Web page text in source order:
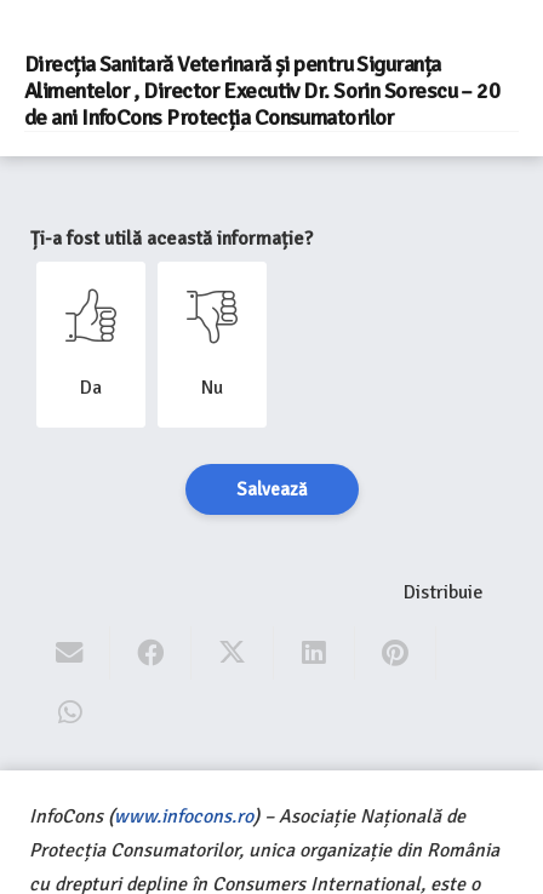
Direcția Sanitară Veterinară și pentru Siguranța
Alimentelor , Director Executiv Dr. Sorin Sorescu – 20
de ani InfoCons Protecția Consumatorilor
Ți-a fost utilă această informație?
Da Nu
Salvează
Distribuie
InfoCons (www.infocons.ro) – Asociație Națională de
Protecția Consumatorilor, unica organizație din România
cu drepturi depline în Consumers International, este o